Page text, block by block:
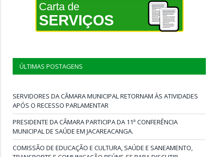
Carta de
SERVIÇOS
ÚLTIMAS POSTAGENS
SERVIDORES DA CÂMARA MUNICIPAL RETORNAM ÀS ATIVIDADES
APÓS O RECESSO PARLAMENTAR
PRESIDENTE DA CÂMARA PARTICIPA DA 11ª CONFERÊNCIA
MUNICIPAL DE SAÚDE EM JACAREACANGA.
COMISSÃO DE EDUCAÇÃO E CULTURA, SAÚDE E SANEAMENTO,